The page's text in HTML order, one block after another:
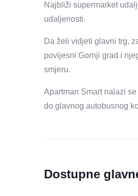
Najbliži supermarket
udaljenosti.
Da želi vidjeti glavni trg,
povijesni Gornji grad i
smjeru.
Apartman Smart nalazi
do glavnog autobusnog
Dostupne